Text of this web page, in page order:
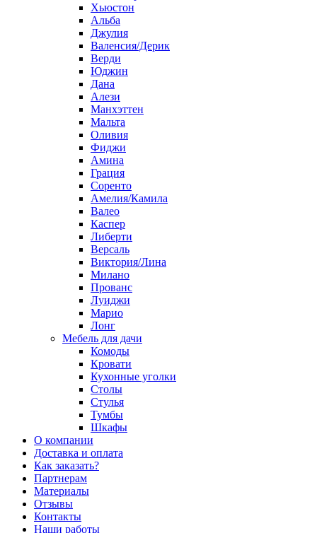
Хьюстон
Альба
Джулия
Валенсия/Дерик
Верди
Юджин
Дана
Алези
Манхэттен
Мальта
Оливия
Фиджи
Амина
Грация
Соренто
Амелия/Камила
Валео
Каспер
Либерти
Версаль
Виктория/Лина
Милано
Прованс
Луиджи
Марио
Лонг
Мебель для дачи
Комоды
Кровати
Кухонные уголки
Столы
Стулья
Тумбы
Шкафы
О компании
Доставка и оплата
Как заказать?
Партнерам
Материалы
Отзывы
Контакты
Наши работы